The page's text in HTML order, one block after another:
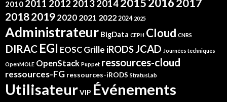
2010 2011 2012 20132014201520162017
20182019 2020 2021 2022 2024 2025
Administrateur BigData CEPH Cloud CNRS
DIRAC EGI EOSC Grille iRODSJCAD Journées techniques
OpenMOLE OpenStack Puppet ressources-cloud
ressources-FG ressources-iRODS StratusLab
UtilisateurVIP Événements